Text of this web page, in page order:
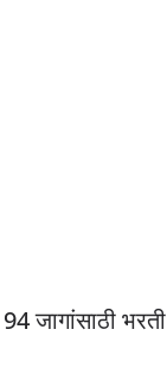
94 जागांसाठी भरती